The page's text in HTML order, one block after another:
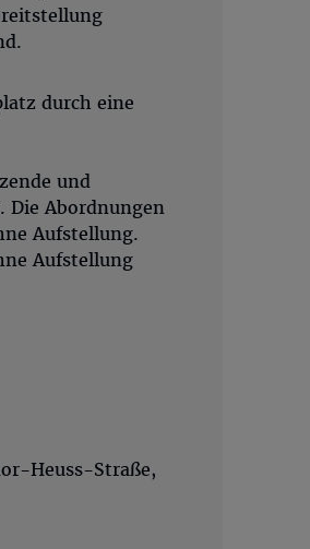
durch eine
und
Die Abordnungen
Aufstellung.
Aufstellung
Heuss-Straße,